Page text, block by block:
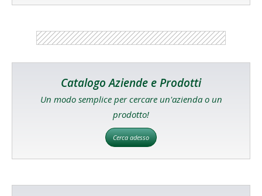
Catalogo Aziende e Prodotti
Un modo semplice per cercare un'azienda o un
prodotto!
Cerca adesso